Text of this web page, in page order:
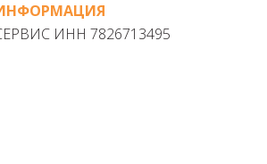
ИНН 7826713495